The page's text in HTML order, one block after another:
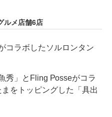
ルメ店舗6店
コラボしたソルロンタン
秀」とFling Posseがコラ
をトッピングした「具出